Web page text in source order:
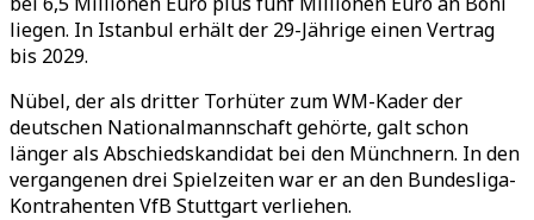
liegen. In Istanbul erhält der 29-Jährige einen Vertrag
bis 2029.
Nübel, der als dritter Torhüter zum WM-Kader der
deutschen Nationalmannschaft gehörte, galt schon
länger als Abschiedskandidat bei den Münchnern. In den
vergangenen drei Spielzeiten war er an den Bundesliga-
Kontrahenten VfB Stuttgart verliehen.